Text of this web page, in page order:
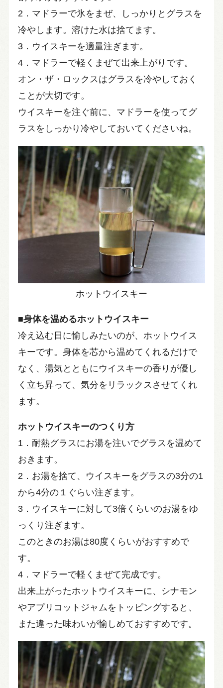
2．マドラーで氷をまぜ、しっかりとグラスを
冷やします。溶けた水は捨てます。
3．ウイスキーを適量注ぎます。
4．マドラーで軽くまぜて出来上がりです。
オン・ザ・ロックスはグラスを冷やしておく
ことが大切です。
ウイスキーを注ぐ前に、マドラーを使ってグ
ラスをしっかり冷やしておいてくださいね。
ホットウイスキー
■身体を温めるホットウイスキー
冷え込む日に愉しみたいのが、ホットウイス
キーです。身体を芯から温めてくれるだけで
なく、湯気とともにウイスキーの香りが優し
く立ち昇って、気分をリラックスさせてくれ
ます。
ホットウイスキーのつくり方
1．耐熱グラスにお湯を注いでグラスを温めて
おきます。
2．お湯を捨て、ウイスキーをグラスの3分の1
から4分の１ぐらい注ぎます。
3．ウイスキーに対して3倍くらいのお湯をゆ
っくり注ぎます。
このときのお湯は80度くらいがおすすめで
す。
4．マドラーで軽くまぜて完成です。
出来上がったホットウイスキーに、シナモン
やアプリコットジャムをトッピングすると、
また違った味わいが愉しめておすすめです。